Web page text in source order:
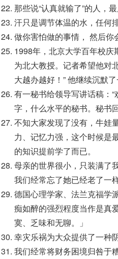
那些说“认真就输了”的人，最
汗只是调节体温的水，任何
做你害怕做的事情， 然后你
1998年，北京大学百年校
为北大教授。记者希望他对
大越办越好！” 他继续沉默
有一秘书给领导写讲话稿：
字，什么水平的秘书。秘书
不知大家发现了没有，牛娃
力、记忆力强，这个时候是
的知识提前学了而已。
母亲的世界很小，只装满了
我们经常忘了她已经老了一样
德国心理学家、法兰克福学
痴如醉的强烈程度当作是真
寞、乏味和无聊。」
幸灾乐祸为大众提供了一种
我们经常将财务困境归咎于